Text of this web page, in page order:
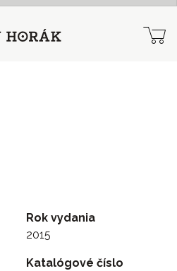
Rok vydania
2015
Katalógové číslo